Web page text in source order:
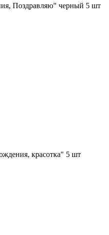
Поздравляю" черный 5 шт
красотка" 5 шт